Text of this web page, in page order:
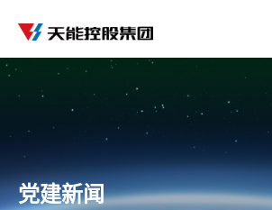
党建新闻